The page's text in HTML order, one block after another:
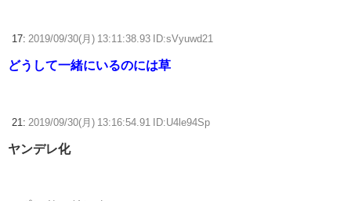
17: 2019/09/30(月) 13:11:38.93 ID:sVyuwd21
どうして一緒にいるのには草
21: 2019/09/30(月) 13:16:54.91 ID:U4le94Sp
ヤンデレ化